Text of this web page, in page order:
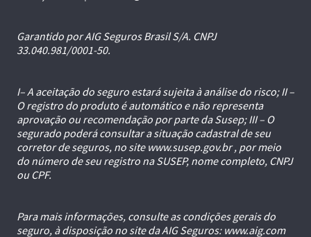
Garantido por AIG Seguros Brasil S/A. CNPJ
33.040.981/0001-50.
I– A aceitação do seguro estará sujeita à análise do risco; II –
O registro do produto é automático e não representa
aprovação ou recomendação por parte da Susep; III – O
segurado poderá consultar a situação cadastral de seu
corretor de seguros, no site www.susep.gov.br , por meio
do número de seu registro na SUSEP, nome completo, CNPJ
ou CPF.
Para mais informações, consulte as condições gerais do
seguro, à disposição no site da AIG Seguros: www.aig.com